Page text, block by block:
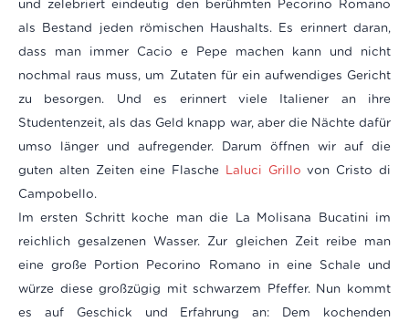
und zelebriert eindeutig den berühmten Pecorino Romano
als Bestand jeden römischen Haushalts. Es erinnert daran,
dass man immer Cacio e Pepe machen kann und nicht
nochmal raus muss, um Zutaten für ein aufwendiges Gericht
zu besorgen. Und es erinnert viele Italiener an ihre
Studentenzeit, als das Geld knapp war, aber die Nächte dafür
umso länger und aufregender. Darum öffnen wir auf die
guten alten Zeiten eine Flasche Laluci Grillo von Cristo di
Campobello.
Im ersten Schritt koche man die La Molisana Bucatini im
reichlich gesalzenen Wasser. Zur gleichen Zeit reibe man
eine große Portion Pecorino Romano in eine Schale und
würze diese großzügig mit schwarzem Pfeffer. Nun kommt
es auf Geschick und Erfahrung an: Dem kochenden